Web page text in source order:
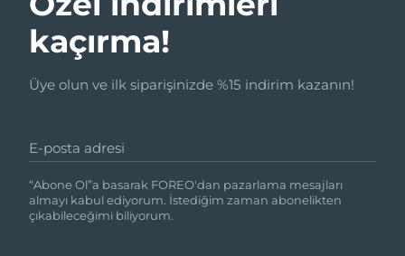
kaçırma!
Üye olun ve ilk siparişinizde %15 indirim kazanın!
E-posta adresi
“Abone Ol”a basarak FOREO'dan pazarlama mesajları
almayı kabul ediyorum. İstediğim zaman abonelikten
çıkabileceğimi biliyorum.